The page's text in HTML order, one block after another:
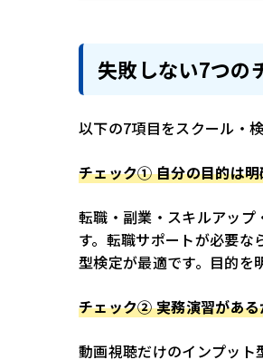
失敗しない7つの
以下の7項目をスクール・
チェック① 自分の目的は明
転職・副業・スキルアップ
す。転職サポートが必要
型検定が最適です。目的を
チェック② 実務演習がある
動画視聴だけのインプット